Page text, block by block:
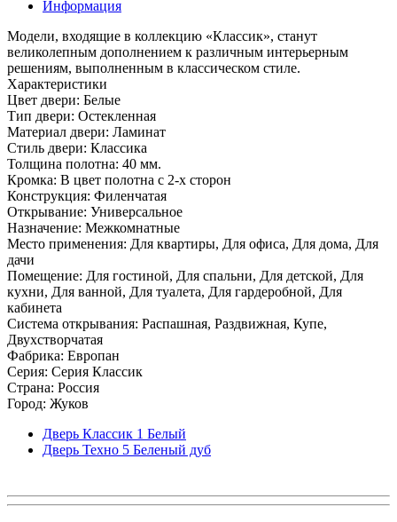
Информация
Модели, входящие в коллекцию «Классик», станут
великолепным дополнением к различным интерьерным
решениям, выполненным в классическом стиле.
Характеристики
Цвет двери: Белые
Тип двери: Остекленная
Материал двери: Ламинат
Стиль двери: Классика
Толщина полотна: 40 мм.
Кромка: В цвет полотна с 2-х сторон
Конструкция: Филенчатая
Открывание: Универсальное
Назначение: Межкомнатные
Место применения: Для квартиры, Для офиса, Для дома, Для
дачи
Помещение: Для гостиной, Для спальни, Для детской, Для
кухни, Для ванной, Для туалета, Для гардеробной, Для
кабинета
Система открывания: Распашная, Раздвижная, Купе,
Двухстворчатая
Фабрика: Европан
Серия: Серия Классик
Страна: Россия
Город: Жуков
Дверь Классик 1 Белый
Дверь Техно 5 Беленый дуб